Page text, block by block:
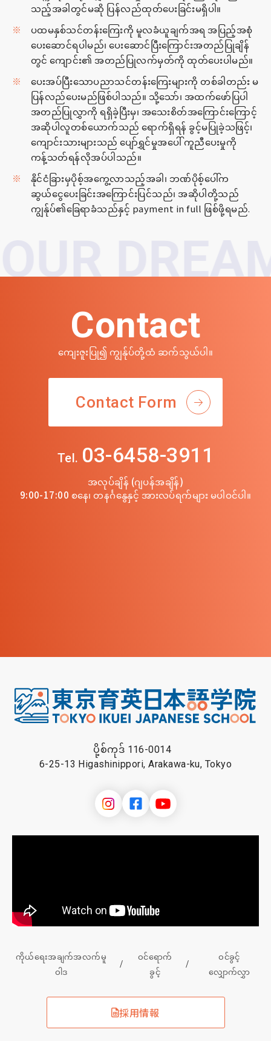
သည့်အခါတွင်မဆို ပြန်လည်ထုတ်ပေးခြင်းမရှိပါ။
ပထမနှစ်သင်တန်းကြေးကို မူလခံယူချက်အရ အပြည့်အစုံ
ပေးဆောင်ရပါမည်၊ ပေးဆောင်ပြီးကြောင်းအတည်ပြုချိန်
တွင် ကျောင်း၏ အတည်ပြုလက်မှတ်ကို ထုတ်ပေးပါမည်။
ပေးအပ်ပြီးသောပညာသင်တန်းကြေးများကို တစ်ခါတည်း မ
ပြန်လည်ပေးမည်ဖြစ်ပါသည်။ သို့သော်၊ အထက်ဖော်ပြပါ
အတည်ပြုလွှာကို ရရှိခဲ့ပြီးမှ၊ အသေးစိတ်အကြောင်းကြောင့်
အဆိုပါလူတစ်ယောက်သည် ရောက်ရှိရန် ခွင့်မပြုခဲ့သဖြင့်၊
ကျောင်းသားများသည် ပျော်ရွှင်မှုအပေါ် ကူညီပေးမှုကို
ကန့်သတ်ရန်လိုအပ်ပါသည်။
နိုင်ငံခြားမှပိုစ့်အကွေ့လာသည့်အခါ၊ ဘဏ်ပိုစ့်ပေါ်က
ဆွယ်ငွေပေးခြင်းအကြောင်းပြင်သည်၊ အဆိုပါတို့သည်
ကျွန်ုပ်၏ခြေရာခံသည်နှင့် payment in full ဖြစ်ဖို့ရမည်.
Contact
ကျေးဇူးပြု၍ ကျွန်ုပ်တို့ထံ ဆက်သွယ်ပါ။
Contact Form
Tel. 03-6458-3911
အလုပ်ချိန် (ဂျပန်အချိန်)
9:00-17:00 စနေ၊ တနင်္ဂနွေနှင့် အားလပ်ရက်များ မပါဝင်ပါ။
ပို့စ်ကုဒ် 116-0014
6-25-13 Higashinippori, Arakawa-ku, Tokyo
ကိုယ်ရေးအချက်အလက်မူ
ဝါဒ
ဝင်ရောက်
ခွင့်
ဝင်ခွင့်
လျှောက်လွှာ
採用情報